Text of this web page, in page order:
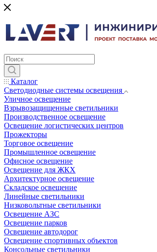
Каталог
Светодиодные системы освещения
Уличное освещение
Взрывозащищенные светильники
Производственное освещение
Освещение логистических центров
Прожекторы
Торговое освещение
Промышленное освещение
Офисное освещение
Освещение для ЖКХ
Архитектурное освещение
Складское освещение
Линейные светильники
Низковольтные светильники
Освещение АЗС
Освещение парков
Освещение автодорог
Освещение спортивных объектов
Консольные светильники